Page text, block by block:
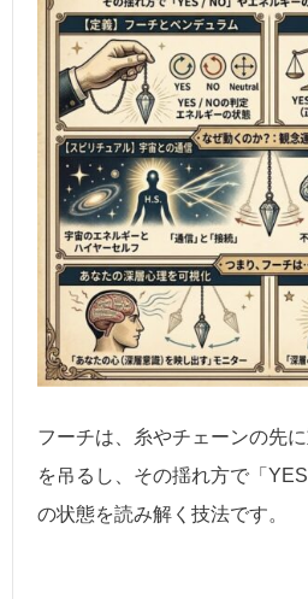
フーチは、糸やチェーンの先
を吊るし、その揺れ方で「
の状態を読み解く技法です。